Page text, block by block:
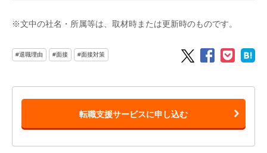
※文中の社名・所属等は、取材時または更新時のものです。
#退職理由 #面接 #面接対策
転職支援サービスに申し込む